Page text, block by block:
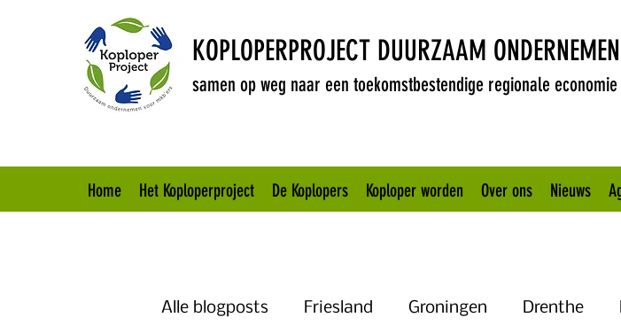
KOPLOPERPROJECT DUURZAAM ONDERNEMEN
samen op weg naar een toekomstbestendige regionale economie
Home Het Koploperproject De Koplopers Koploper worden Over ons Nieuws
Alle blogposts Friesland Groningen Drenthe